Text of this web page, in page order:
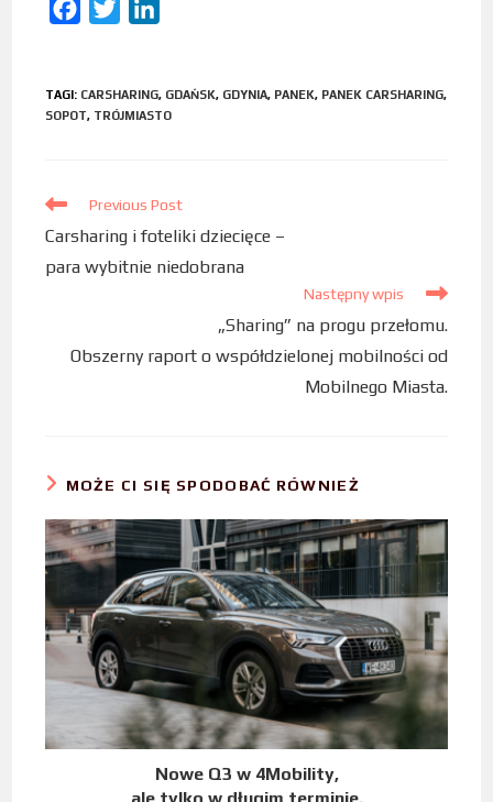
e
t
k
TAGI : CARSHARING, GDAŃSK, GDYNIA, PANEK, PANEK CARSHARING,
SOPOT, TRÓJMIASTO
Previous Post
Carsharing i foteliki dziecięce –
para wybitnie niedobrana
Następny wpis
„Sharing” na progu przełomu.
Obszerny raport o współdzielonej mobilności od
Mobilnego Miasta.
MOŻE CI SIĘ SPODOBAĆ RÓWNIEŻ
Nowe Q3 w 4Mobility,